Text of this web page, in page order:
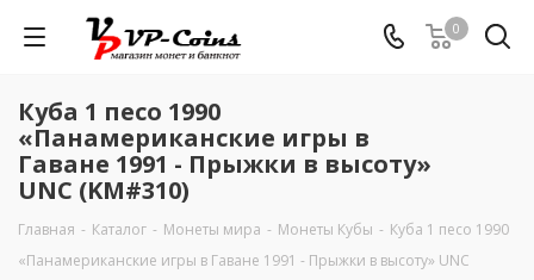
0
Куба 1 песо 1990
«Панамериканские игры в
Гаване 1991 - Прыжки в высоту»
UNC (KM#310)
Главная - Каталог - Монеты мира - Монеты Кубы - Куба 1 песо 1990
«Панамериканские игры в Гаване 1991 - Прыжки в высоту» UNC